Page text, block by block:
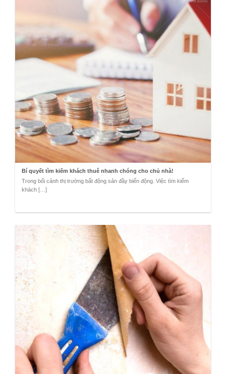
Bí quyết tìm kiếm khách thuê nhanh chóng cho chủ nhà!
Trong bối cảnh thị trường bất động sản đầy biến động. Việc tìm kiếm
khách […]